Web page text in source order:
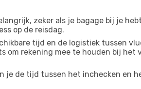
zeker als je bagage bij je
op de reisdag.
tijd en de logistiek tussen
rekening mee te houden bij het
de tijd tussen het inchecken en